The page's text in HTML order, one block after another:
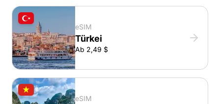
eSIM
Türkei
Ab 2,49 $
eSIM